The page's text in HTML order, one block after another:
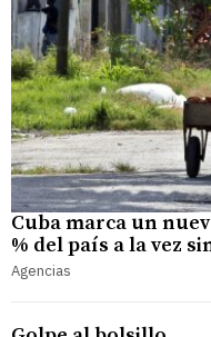
Cuba marca un
% del país a la vez
Agencias